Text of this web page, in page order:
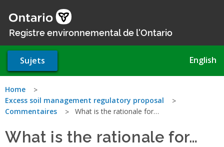
au
contenu
Registre environnemental de l'Ontario
Sujets English
Vous
êtes
ici
Home
Excess soil management regulatory proposal
Commentaires
What is the rationale for…
What is the rationale for…